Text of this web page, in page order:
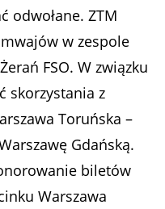
odwołane. ZTM
w zespole
FSO. W związku
skorzystania z
Toruńska –
Gdańską.
biletów
Warszawa